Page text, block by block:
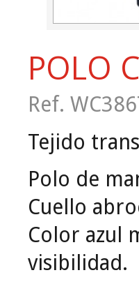
POLO
Ref.
Tejido
Polo de
Cuello
Color azul
visibilidad.